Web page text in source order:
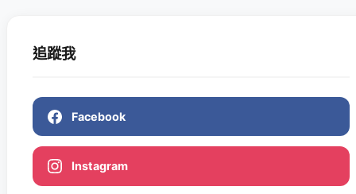
追蹤我
Facebook
Instagram